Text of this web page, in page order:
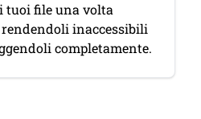
tuoi file una volta
inaccessibili
completamente.